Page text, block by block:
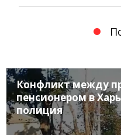
Конфликт между
пенсионером в
полиция